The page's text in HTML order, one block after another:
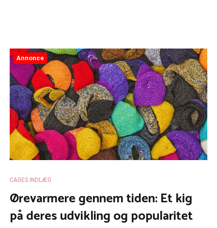
Annonce
CAGES INDLÆG
Ørevarmere gennem tiden: Et kig
på deres udvikling og popularitet